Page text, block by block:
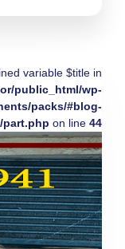
variable $title in
public_html/wp-
packs/#blog-
part.php on line 44